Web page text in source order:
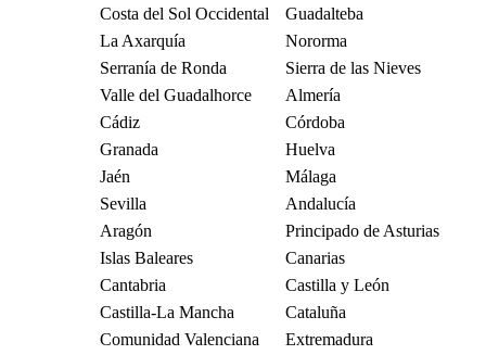
Costa del Sol Occidental
Guadalteba
La Axarquía
Nororma
Serranía de Ronda
Sierra de las Nieves
Valle del Guadalhorce
Almería
Cádiz
Córdoba
Granada
Huelva
Jaén
Málaga
Sevilla
Andalucía
Aragón
Principado de Asturias
Islas Baleares
Canarias
Cantabria
Castilla y León
Castilla-La Mancha
Cataluña
Comunidad Valenciana
Extremadura